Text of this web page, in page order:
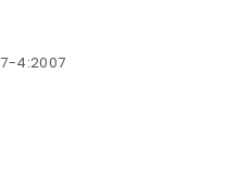
4:2007